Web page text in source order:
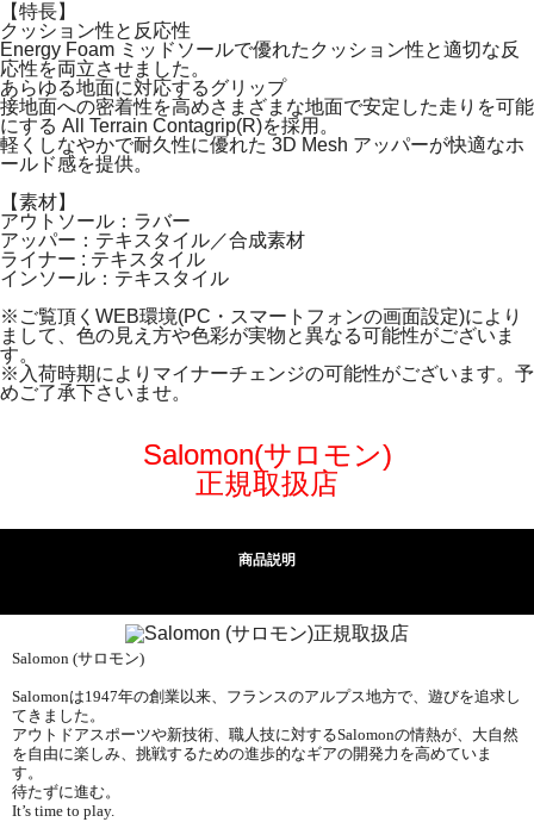
【特長】
クッション性と反応性
Energy Foam ミッドソールで優れたクッション性と適切な反
応性を両立させました。
あらゆる地面に対応するグリップ
接地面への密着性を高めさまざまな地面で安定した走りを可能
にする All Terrain Contagrip(R)を採用。
軽くしなやかで耐久性に優れた 3D Mesh アッパーが快適なホ
ールド感を提供。
【素材】
アウトソール：ラバー
アッパー：テキスタイル／合成素材
ライナー : テキスタイル
インソール：テキスタイル
※ご覧頂くWEB環境(PC・スマートフォンの画面設定)により
まして、色の見え方や色彩が実物と異なる可能性がございま
す。
※入荷時期によりマイナーチェンジの可能性がございます。予
めご了承下さいませ。
Salomon(サロモン)
正規取扱店
商品説明
Salomon (サロモン)
Salomonは1947年の創業以来、フランスのアルプス地方で、遊びを追求し
てきました。
アウトドアスポーツや新技術、職人技に対するSalomonの情熱が、大自然
を自由に楽しみ、挑戦するための進歩的なギアの開発力を高めていま
す。
待たずに進む。
It’s time to play.